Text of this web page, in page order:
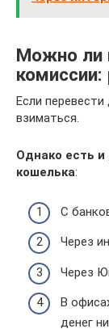
Можно ли
Если
взиматься.
Однако есть и
кошелька:
С
Через
Через
В
денег